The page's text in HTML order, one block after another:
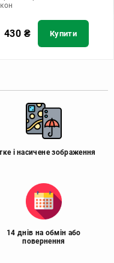
430 ₴ Купити
і насичене зображення
14 днів на обмін або
повернення